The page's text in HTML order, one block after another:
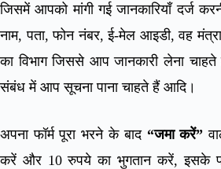
जिसमें आपको मांगी गई जानकारियाँ दर्ज
नाम, पता, फोन नंबर, ई-मेल आइडी, वह
का विभाग जिससे आप जानकारी लेना
संबंध में आप सूचना पाना चाहते हैं आदि।
अपना फॉर्म पूरा भरने के बाद “जमा करें”
करें और 10 रुपये का भुगतान करें, इसके